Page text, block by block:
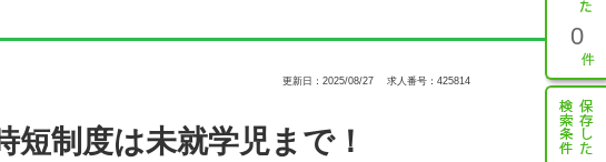
0
更新日：2025/08/27 求人番号：425814
短制度は未就学児まで！